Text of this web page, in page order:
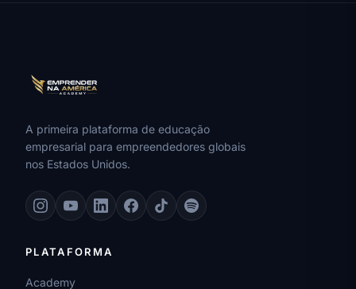
A primeira plataforma de educação
empresarial para empreendedores globais
nos Estados Unidos.
PLATAFORMA
Academy